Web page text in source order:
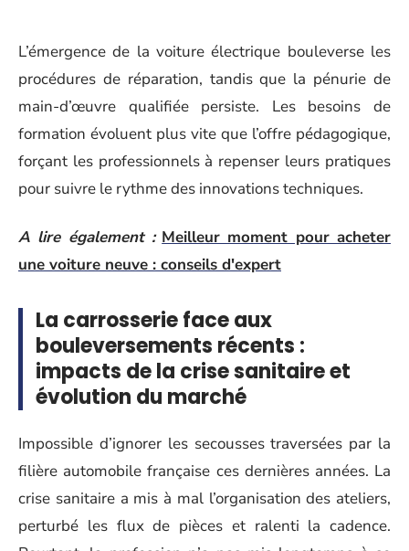
L’émergence de la voiture électrique bouleverse les
procédures de réparation, tandis que la pénurie de
main-d’œuvre qualifiée persiste. Les besoins de
formation évoluent plus vite que l’offre pédagogique,
forçant les professionnels à repenser leurs pratiques
pour suivre le rythme des innovations techniques.
A lire également : Meilleur moment pour acheter
une voiture neuve : conseils d'expert
La carrosserie face aux
bouleversements récents :
impacts de la crise sanitaire et
évolution du marché
Impossible d’ignorer les secousses traversées par la
filière automobile française ces dernières années. La
crise sanitaire a mis à mal l’organisation des ateliers,
perturbé les flux de pièces et ralenti la cadence.